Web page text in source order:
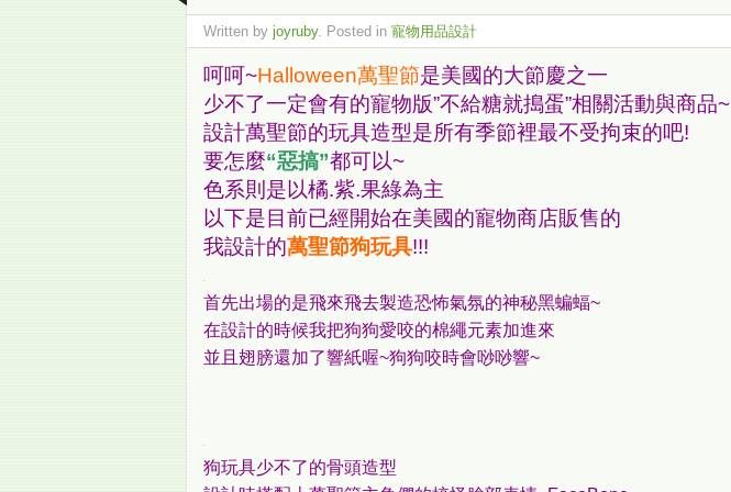
Written by joyruby. Posted in 寵物用品設計
呵呵~Halloween萬聖節是美國的大節慶之一
少不了一定會有的寵物版”不給糖就搗蛋”相關活動與商品~
設計萬聖節的玩具造型是所有季節裡最不受拘束的吧!
要怎麼“惡搞”都可以~
色系則是以橘.紫.果綠為主
以下是目前已經開始在美國的寵物商店販售的
我設計的萬聖節狗玩具!!!
首先出場的是飛來飛去製造恐怖氣氛的神秘黑蝙蝠~
在設計的時候我把狗狗愛咬的棉繩元素加進來
並且翅膀還加了響紙喔~狗狗咬時會唦唦響~
狗玩具少不了的骨頭造型